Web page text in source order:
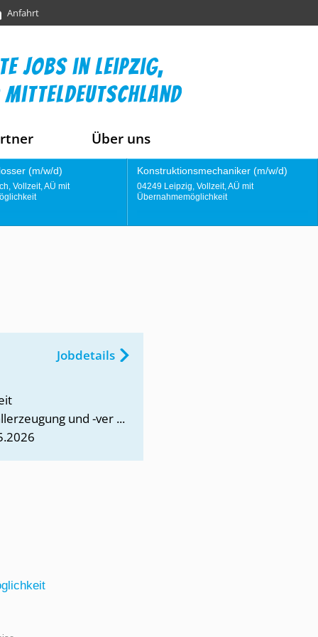
Anfahrt
jobs in leipzig,
mitteldeutschland
Über uns
(m/w/d)
Vollzeit, AÜ mit
Instandhaltungstechniker (m/w/d)
04356 Leipzig, Vollzeit, AÜ mit
Übernahmemöglichkeit
und -ver ...
Jobdetails